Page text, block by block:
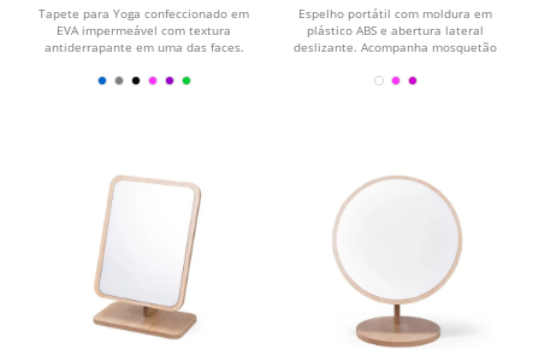
Tapete para Yoga confeccionado em
EVA impermeável com textura
antiderrapante em uma das faces.
Espelho portátil com moldura em
plástico ABS e abertura lateral
deslizante. Acompanha mosquetão